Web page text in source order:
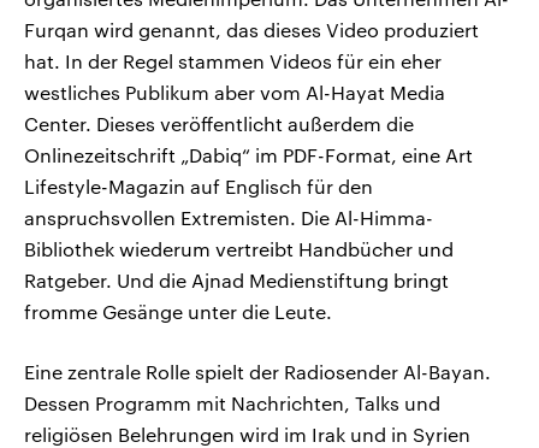
Furqan wird genannt, das dieses Video produziert
hat. In der Regel stammen Videos für ein eher
westliches Publikum aber vom Al-Hayat Media
Center. Dieses veröffentlicht außerdem die
Onlinezeitschrift „Dabiq“ im PDF-Format, eine Art
Lifestyle-Magazin auf Englisch für den
anspruchsvollen Extremisten. Die Al-Himma-
Bibliothek wiederum vertreibt Handbücher und
Ratgeber. Und die Ajnad Medienstiftung bringt
fromme Gesänge unter die Leute.
Eine zentrale Rolle spielt der Radiosender Al-Bayan.
Dessen Programm mit Nachrichten, Talks und
religiösen Belehrungen wird im Irak und in Syrien